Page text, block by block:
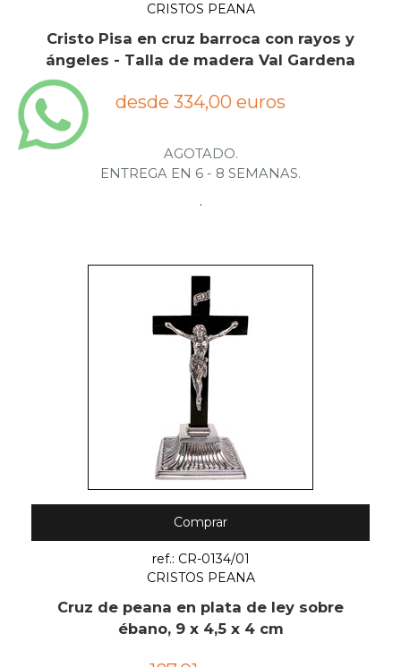
CRISTOS PEANA
Cristo Pisa en cruz barroca con rayos y
ángeles - Talla de madera Val Gardena
desde 334,00 euros
AGOTADO.
ENTREGA EN 6 - 8 SEMANAS.
.
Comprar
ref.: CR-0134/01
CRISTOS PEANA
Cruz de peana en plata de ley sobre
ébano, 9 x 4,5 x 4 cm